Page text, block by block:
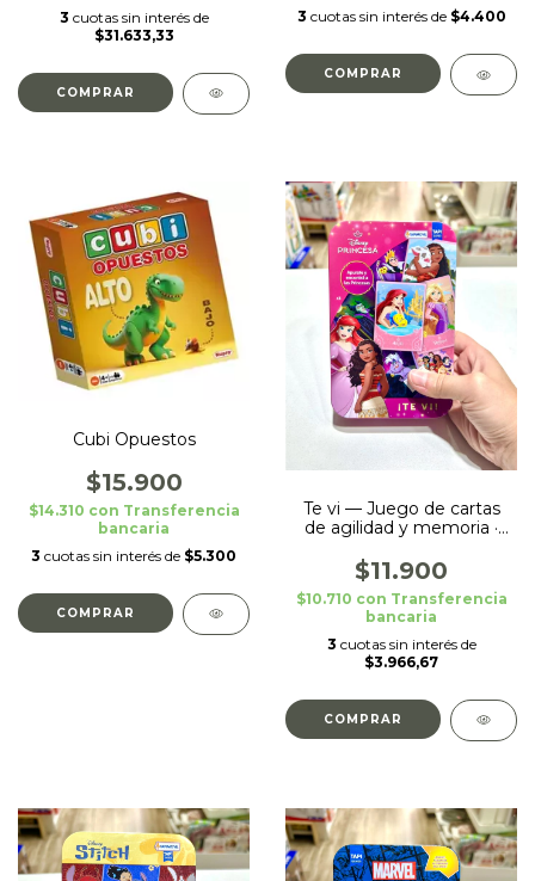
3 cuotas sin interés de
$31.633,33
3 cuotas sin interés de $4.400
Cubi Opuestos
$15.900
$14.310 con Transferencia
bancaria
3 cuotas sin interés de $5.300
Te vi — Juego de cartas
de agilidad y memoria ·
$11.900
$10.710 con Transferencia
bancaria
3 cuotas sin interés de
$3.966,67